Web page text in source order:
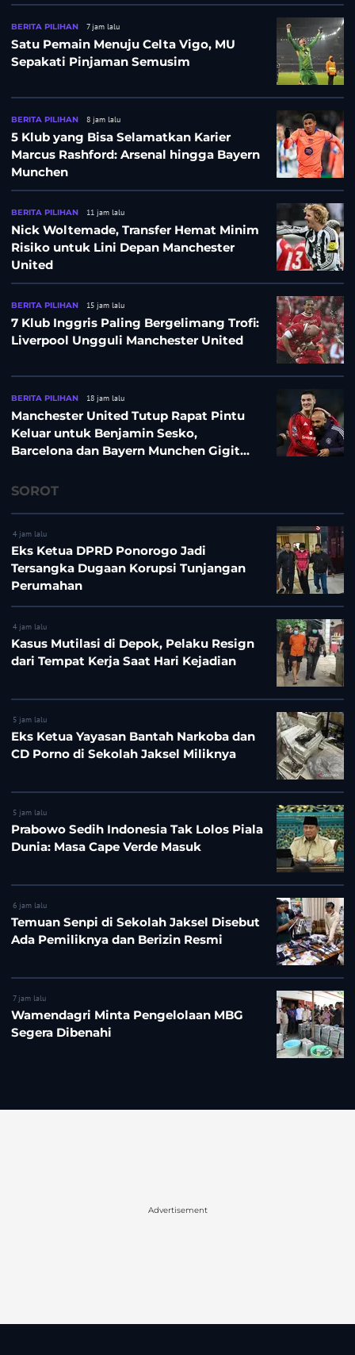
BERITA PILIHAN 7 jam lalu
Satu Pemain Menuju Celta Vigo, MU
Sepakati Pinjaman Semusim
BERITA PILIHAN 8 jam lalu
5 Klub yang Bisa Selamatkan Karier
Marcus Rashford: Arsenal hingga Bayern
Munchen
BERITA PILIHAN 11 jam lalu
Nick Woltemade, Transfer Hemat Minim
Risiko untuk Lini Depan Manchester
United
BERITA PILIHAN 15 jam lalu
7 Klub Inggris Paling Bergelimang Trofi:
Liverpool Ungguli Manchester United
BERITA PILIHAN 18 jam lalu
Manchester United Tutup Rapat Pintu
Keluar untuk Benjamin Sesko,
Barcelona dan Bayern Munchen Gigit
SOROT
4 jam lalu
Eks Ketua DPRD Ponorogo Jadi
Tersangka Dugaan Korupsi Tunjangan
Perumahan
4 jam lalu
Kasus Mutilasi di Depok, Pelaku Resign
dari Tempat Kerja Saat Hari Kejadian
5 jam lalu
Eks Ketua Yayasan Bantah Narkoba dan
CD Porno di Sekolah Jaksel Miliknya
5 jam lalu
Prabowo Sedih Indonesia Tak Lolos Piala
Dunia: Masa Cape Verde Masuk
6 jam lalu
Temuan Senpi di Sekolah Jaksel Disebut
Ada Pemiliknya dan Berizin Resmi
7 jam lalu
Wamendagri Minta Pengelolaan MBG
Segera Dibenahi
Advertisement